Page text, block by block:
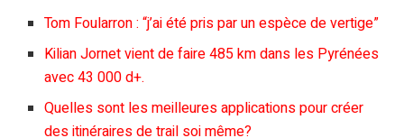
Tom Foularron : “j’ai été pris par un espèce de vertige”
Kilian Jornet vient de faire 485 km dans les Pyrénées
avec 43 000 d+.
Quelles sont les meilleures applications pour créer
des itinéraires de trail soi même?